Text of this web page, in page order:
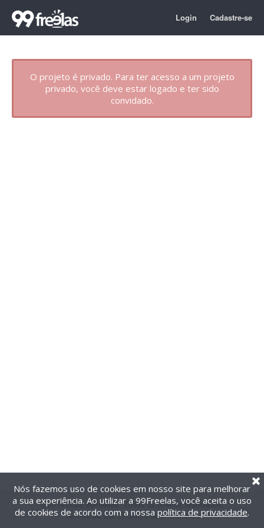
Login Cadastre-se
O projeto é privado. Para ter acesso a um projeto
privado, você deve estar logado e ter sido
convidado.
@2014-2026 99Freelas. Todos os direitos reservados.
Termos de uso| Política de privacidade
Nós fazemos uso de cookies em nosso site para melhorar
a sua experiência. Ao utilizar a 99Freelas, você aceita o uso
de cookies de acordo com a nossa política de privacidade.